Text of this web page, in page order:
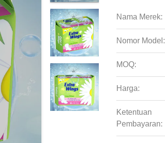
Nama Merek:
Nomor Model:
MOQ:
Harga:
Ketentuan
Pembayaran: